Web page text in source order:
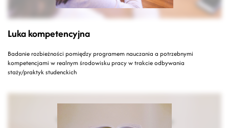
Luka kompetencyjna
Badanie rozbieżności pomiędzy programem nauczania a potrzebnymi
kompetencjami w realnym środowisku pracy w trakcie odbywania
staży/praktyk studenckich